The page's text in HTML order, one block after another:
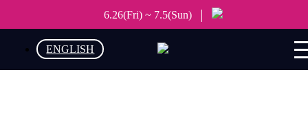
6.26(Fri) ~ 7.5(Sun)
ENGLISH